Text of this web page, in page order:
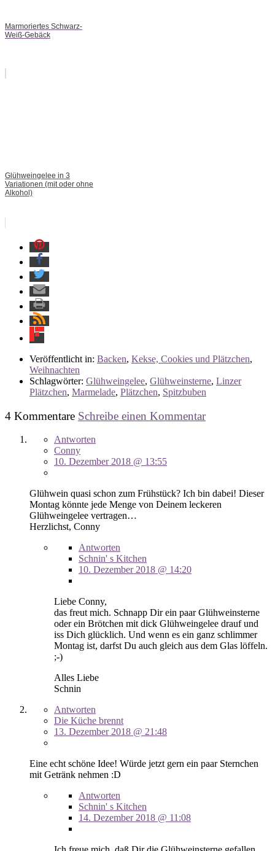
Marmoriertes Schwarz-
Weiß-Gebäck
Glühweingelee in 3
Variationen (mit oder ohne
Alkohol)
Veröffentlicht in: Backen, Kekse, Cookies und Plätzchen,
Weihnachten
Schlagwörter: Glühweingelee, Glühweinsterne, Linzer
Plätzchen, Marmelade, Plätzchen, Spitzbuben
4 Kommentare Schreibe einen Kommentar
Antworten
Conny
10. Dezember 2018 @ 13:55
Glühwein quasi schon zum Frühstück? Ich bin dabei! Dieser
Montag könnte jede Menge von Deinem leckeren
Glühweingelee vertragen…
Herzlichst, Conny
Antworten
Schnin' s Kitchen
10. Dezember 2018 @ 14:20
Liebe Conny,
das freut mich. Schnapp Dir ein paar Glühweinsterne
oder ein Brötchen mit dick Glühweingelee drauf und
iss Dich glücklich. Und wenn es ein ganz schlimmer
Montag ist, darfst Du auch gleich aus dem Glas löffeln.
;-)
Alles Liebe
Schnin
Antworten
Die Küche brennt
13. Dezember 2018 @ 21:48
Eine echt schöne Idee! Würde jetzt gern ein paar Sternchen
mit Getränk nehmen :D
Antworten
Schnin' s Kitchen
14. Dezember 2018 @ 11:08